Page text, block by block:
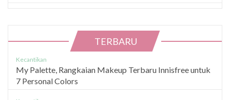
TERBARU
Kecantikan
My Palette, Rangkaian Makeup Terbaru Innisfree untuk
7 Personal Colors